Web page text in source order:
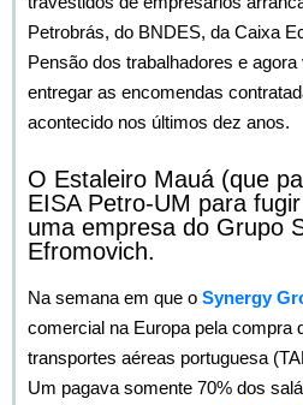
Petrobrás, do BNDES, da Caixa
Pensão dos trabalhadores e
entregar as encomendas
acontecido nos últimos dez anos.
O Estaleiro Mauá (que
EISA Petro-UM para
uma empresa do Grupo
Efromovich.
Na semana em que o Synergy
comercial na Europa pela compra
transportes aéreas portuguesa
Um pagava somente 70% dos